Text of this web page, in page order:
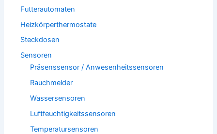
Futterautomaten
Heizkörperthermostate
Steckdosen
Sensoren
Präsenssensor / Anwesenheitssensoren
Rauchmelder
Wassersensoren
Luftfeuchtigkeitssensoren
Temperatursensoren